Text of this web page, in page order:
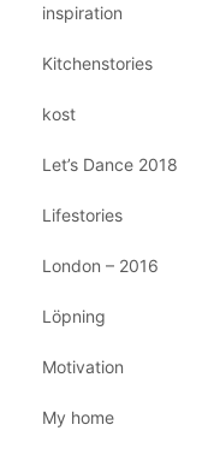
inspiration
Kitchenstories
kost
Let’s Dance 2018
Lifestories
London – 2016
Löpning
Motivation
My home